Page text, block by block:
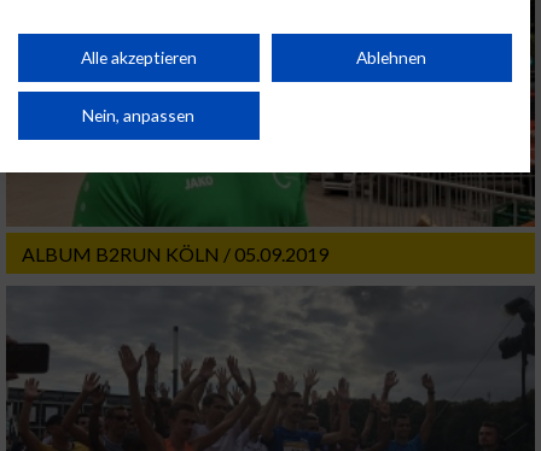
ALBUM B2RUN KÖLN / 05.09.2019
Performance von Inhalten. Analyse von Zielgruppen durch Statistiken oder
Kombinationen von Daten aus verschiedenen Quellen. Entwicklung und
von Inhalten.
Daten können außerhalb der Europäischen Union weitergegeben und in die
Website/App.
Partnerliste anzeigen (1 IAB-Anbieter)
Wir nutzen Ihre Daten für folgende Zwecke:
Speichern von oder Zugriff auf Informationen
auf einem Endgerät
Verwendung reduzierter Daten zur Auswahl
von Werbeanzeigen
Alle akzeptieren Ablehnen
Nein, anpassen